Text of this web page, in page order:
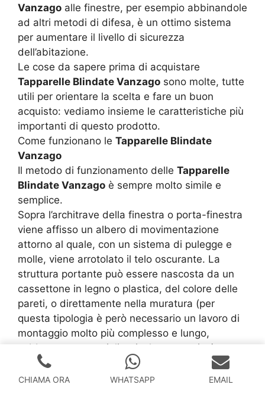
Vanzago alle finestre, per esempio abbinandole
ad altri metodi di difesa, è un ottimo sistema
per aumentare il livello di sicurezza
dell’abitazione.
Le cose da sapere prima di acquistare
Tapparelle Blindate Vanzago sono molte, tutte
utili per orientare la scelta e fare un buon
acquisto: vediamo insieme le caratteristiche più
importanti di questo prodotto.
Come funzionano le Tapparelle Blindate
Vanzago
Il metodo di funzionamento delle Tapparelle
Blindate Vanzago è sempre molto simile e
semplice.
Sopra l’architrave della finestra o porta-finestra
viene affisso un albero di movimentazione
attorno al quale, con un sistema di pulegge e
molle, viene arrotolato il telo oscurante. La
struttura portante può essere nascosta da un
cassettone in legno o plastica, del colore delle
pareti, o direttamente nella muratura (per
questa tipologia è però necessario un lavoro di
montaggio molto più complesso e lungo,
sebbene con un miglior risultato estetico).
Tapparelle Blindate Vanzago
possono
essere di due tipi: manuali o elettriche.
CHIAMA ORA WHATSAPP EMAIL